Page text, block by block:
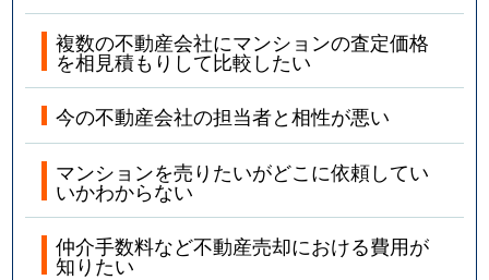
複数の不動産会社にマンションの査定価格
を相見積もりして比較したい
今の不動産会社の担当者と相性が悪い
マンションを売りたいがどこに依頼してい
いかわからない
仲介手数料など不動産売却における費用が
知りたい